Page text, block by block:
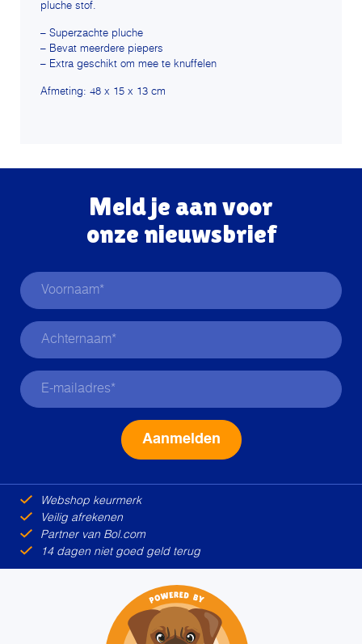
pluche stof.
– Superzachte pluche
– Bevat meerdere piepers
– Extra geschikt om mee te knuffelen
Afmeting: 48 x 15 x 13 cm
Meld je aan voor
onze nieuwsbrief
Webshop keurmerk
Veilig afrekenen
Partner van Bol.com
14 dagen niet goed geld terug